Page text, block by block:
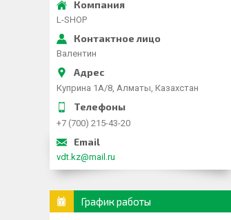
L-SHOP
Валентин
Куприна 1A/8, Алматы, Казахстан
+7 (700) 215-43-20
vdt.kz@mail.ru
График работы